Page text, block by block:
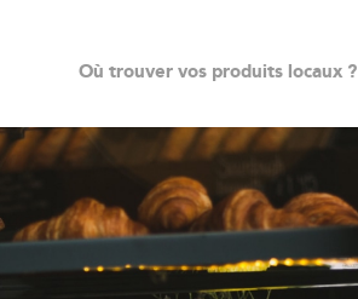
Où trouver vos produits locaux ?